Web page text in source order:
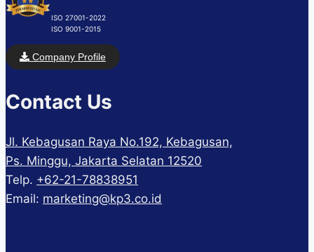
ISO 27001-2022
ISO 9001-2015
Company Profile
Contact Us
Jl. Kebagusan Raya No.192, Kebagusan,
Ps. Minggu, Jakarta Selatan 12520
Telp. +62-21-78838951
Email: marketing@kp3.co.id